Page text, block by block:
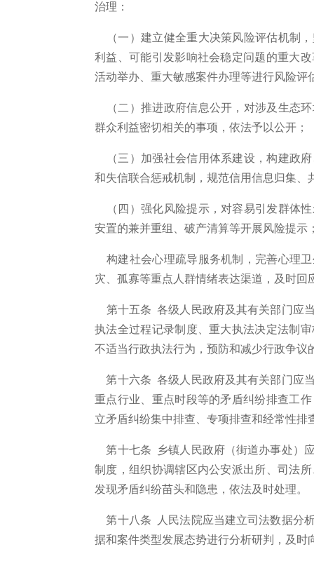
治理：
（一）建立健全重大决策风险评估机制
利益、可能引发影响社会稳定问题的重大
活动举办、重大敏感案件办理等进行风险评
（二）推进政府信息公开，对涉及生态
群众利益密切相关的事项，依法予以公开；
（三）加强社会信用体系建设，构建政
和失信联合惩戒机制，规范信用信息归集、
（四）强化风险提示，对容易引发群体
安置的兼并重组、破产清算等开展风险提示
构建社会心理疏导服务机制，完善心理
灾、孤寡等重点人群情绪表达渠道，及时
第十五条 各级人民政府及其有关部门应
执法全过程记录制度、重大执法决定法制
不适当行政执法行为，预防和减少行政争议
第十六条 各级人民政府及其有关部门应
重点行业、重点时段等的矛盾纠纷排查工
立矛盾纠纷集中排查、专项排查和经常性排
第十七条 乡镇人民政府（街道办事处）
制度，组织协调辖区内公安派出所、司法
发现矛盾纠纷苗头和隐患，依法及时处理。
第十八条 人民法院应当建立司法数据分
据和案件类型发展态势进行分析研判，及